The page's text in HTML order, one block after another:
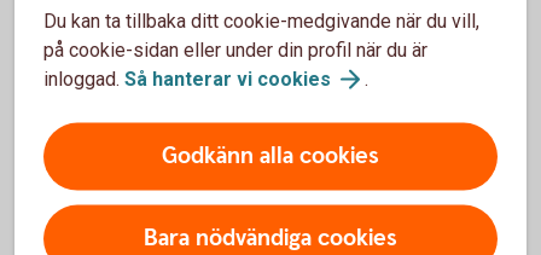
Skogslikvidkonto eller skogskonto?
Vi förklarar skillnaden.
Skogslikvidkonto eller skogskonto? Vi förklarar
skillnaden
Du kan ta tillbaka ditt cookie-medgivande när du vill,
på cookie-sidan eller under din profil när du är
inloggad. Så hanterar vi cookies .
Godkänn alla cookies
Bara nödvändiga cookies